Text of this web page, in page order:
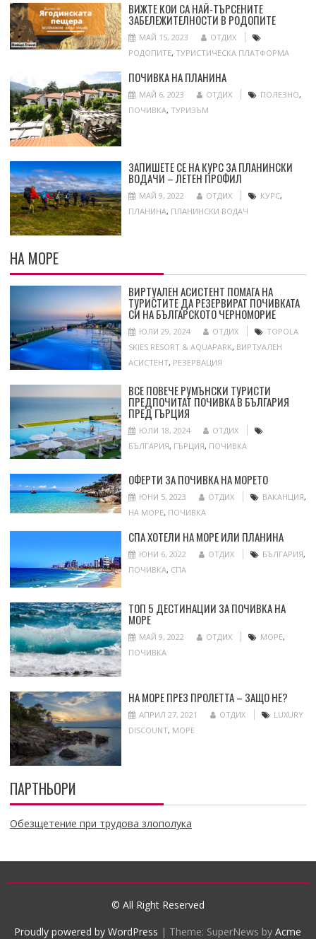
ВИЖТЕ КОИ СА НАЙ-ТЪРСЕНИТЕ
ЗАБЕЛЕЖИТЕЛНОСТИ В РОДОПИТЕ
МАЙ 15, 2023
ОТДИХ
РОДОПИТЕ, ТУРИСТИЧЕСКА ПЛАТФОРМА
ПОЧИВКА НА ПЛАНИНА
МАЙ 6, 2023 ОТДИХ ПОЛЕЗНО,
ПОЧИВКА, ТУРИЗЪМ
ЗАПИШЕТЕ СЕ НА КУРС ЗА ПЛАНИНСКИ
ВОДАЧИ – ЛЕТЕН ПРОФИЛ
МАЙ 9, 2022 ОТДИХ КУРС,
ПЛАНИНА, ПЛАНИНСКИ ВОДАЧ
НА МОРЕ
ВИРТУАЛЕН АСИСТЕНТ ПОМАГА НА
ТУРИСТИТЕ ДА РЕЗЕРВИРАТ ПОЧИВКАТА
СИ НА БЪЛГАРСКОТО ЧЕРНОМОРИЕ
ЮЛИ 29, 2024 ОТДИХ
TOPOLA
SKIES RESORT & AQUAPARK, ВИРТУАЛЕН
АСИСТЕНТ, РЕЗЕРВАЦИЯ
ВСЕ ПОВЕЧЕ РУМЪНСКИ ТУРИСТИ
ПРЕДПОЧИТАТ ПОЧИВКА В БЪЛГАРИЯ
ПРЕД ГЪРЦИЯ
ЮЛИ 18, 2024
ОТДИХ
БЪЛГАРИЯ, ГЪРЦИЯ, ПОЧИВКА
ОФЕРТИ ЗА ПОЧИВКА НА МОРЕТО
ЮНИ 5, 2023 ОТДИХ ВАКАНЦИЯ,
НА МОРЕ, ПОЧИВКА
СПА ХОТЕЛИ НА МОРЕ ИЛИ ПЛАНИНА
ЮНИ 6, 2022 ОТДИХ БЪЛГАРИЯ,
ПОЧИВКА, СПА
ТОП 5 ДЕСТИНАЦИИ ЗА ПОЧИВКА НА
МОРЕ
МАЙ 9, 2022 ОТДИХ МОРЕ,
ПОЧИВКА
НА МОРЕ ПРЕЗ ПРОЛЕТТА – ЗАЩО НЕ?
АПРИЛ 27, 2021 ОТДИХ
LUXURY
DISCOUNT, МОРЕ
ПАРТНЬОРИ
Обезщетение при трудова злополука
© All Right Reserved
Proudly powered by WordPress | Theme: SuperNews byAcme